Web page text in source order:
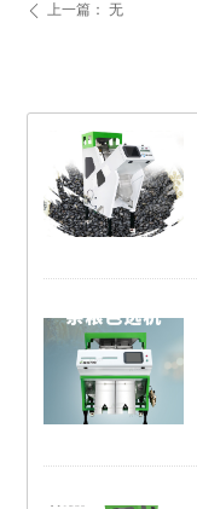
ꄴ 上一篇： 无